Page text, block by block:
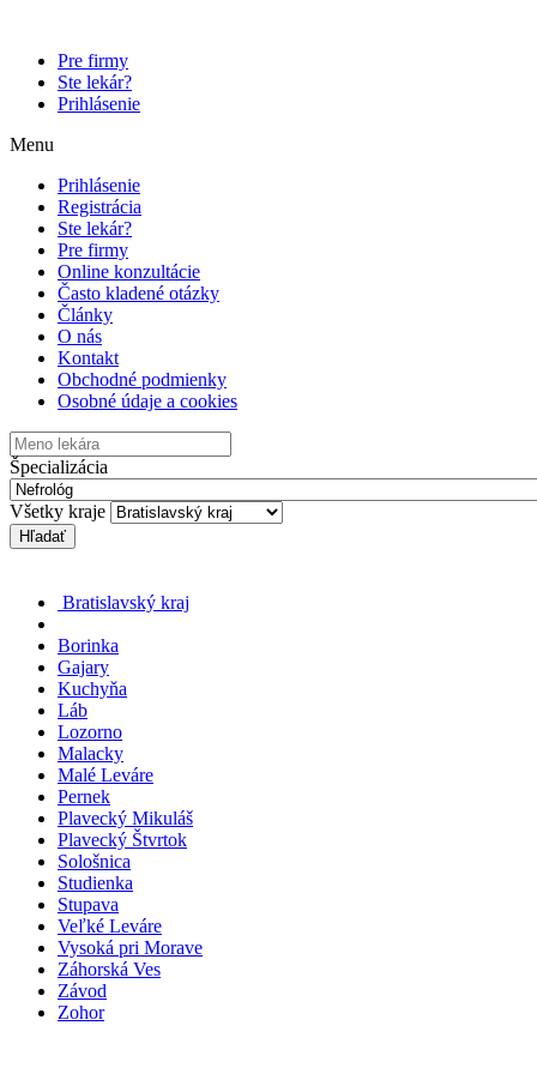
Pre firmy
Ste lekár?
Prihlásenie
Menu
Prihlásenie
Registrácia
Ste lekár?
Pre firmy
Online konzultácie
Často kladené otázky
Články
O nás
Kontakt
Obchodné podmienky
Osobné údaje a cookies
Špecializácia
Všetky kraje
Hľadať
Bratislavský kraj
Borinka
Gajary
Kuchyňa
Láb
Lozorno
Malacky
Malé Leváre
Pernek
Plavecký Mikuláš
Plavecký Štvrtok
Sološnica
Studienka
Stupava
Veľké Leváre
Vysoká pri Morave
Záhorská Ves
Závod
Zohor